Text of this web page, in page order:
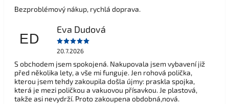
Bezproblémový nákup, rychlá doprava.
ED
Eva Dudová
20.7.2026
S obchodem jsem spokojená. Nakupovala jsem vybavení již
před několika lety, a vše mi funguje. Jen rohová polička,
kterou jsem tehdy zakoupila došla újmy: praskla spojka,
která je mezi poličkou a vakuovou přísavkou. Je plastová,
takže asi nevydrží. Proto zakoupena obdobná,nová.